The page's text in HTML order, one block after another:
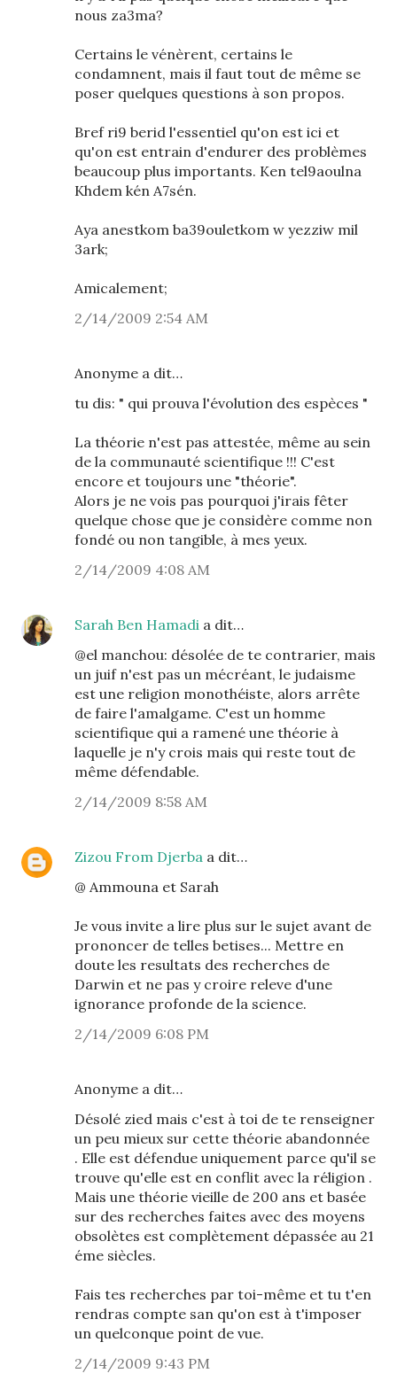
nous za3ma?
Certains le vénèrent, certains le
condamnent, mais il faut tout de même se
poser quelques questions à son propos.
Bref ri9 berid l'essentiel qu'on est ici et
qu'on est entrain d'endurer des problèmes
beaucoup plus importants. Ken tel9aoulna
Khdem kén A7sén.
Aya anestkom ba39ouletkom w yezziw mil
3ark;
Amicalement;
2/14/2009 2:54 AM
Anonyme a dit…
tu dis: " qui prouva l'évolution des espèces "
La théorie n'est pas attestée, même au sein
de la communauté scientifique !!! C'est
encore et toujours une "théorie".
Alors je ne vois pas pourquoi j'irais fêter
quelque chose que je considère comme non
fondé ou non tangible, à mes yeux.
2/14/2009 4:08 AM
Sarah Ben Hamadi a dit…
@el manchou: désolée de te contrarier, mais
un juif n'est pas un mécréant, le judaisme
est une religion monothéiste, alors arrête
de faire l'amalgame. C'est un homme
scientifique qui a ramené une théorie à
laquelle je n'y crois mais qui reste tout de
même défendable.
2/14/2009 8:58 AM
Zizou From Djerba a dit…
@ Ammouna et Sarah
Je vous invite a lire plus sur le sujet avant de
prononcer de telles betises... Mettre en
doute les resultats des recherches de
Darwin et ne pas y croire releve d'une
ignorance profonde de la science.
2/14/2009 6:08 PM
Anonyme a dit…
Désolé zied mais c'est à toi de te renseigner
un peu mieux sur cette théorie abandonnée
. Elle est défendue uniquement parce qu'il se
trouve qu'elle est en conflit avec la réligion .
Mais une théorie vieille de 200 ans et basée
sur des recherches faites avec des moyens
obsolètes est complètement dépassée au 21
éme siècles.
Fais tes recherches par toi-même et tu t'en
rendras compte san qu'on est à t'imposer
un quelconque point de vue.
2/14/2009 9:43 PM